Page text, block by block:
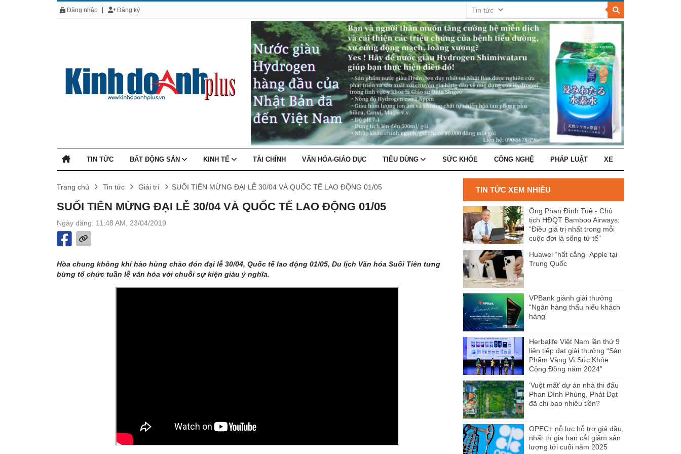
Đăng nhập Đăng ký
TIN TỨC BẤT ĐỘNG SẢN KINH TẾ TÀI CHÍNH VĂN HÓA-GIÁO DỤC TIÊU DÙNG SỨC KHỎE CÔNG NGHỆ PHÁP LUẬT XE
Trang chủ Tin tức Giải trí SUỐI TIÊN MỪNG ĐẠI LỄ 30/04 VÀ QUỐC TẾ LAO ĐỘNG 01/05
SUỐI TIÊN MỪNG ĐẠI LỄ 30/04 VÀ QUỐC TẾ LAO ĐỘNG 01/05
Ngày đăng: 11:48 AM, 23/04/2019
Hòa chung không khí hào hùng chào đón đại lễ 30/04, Quốc tế lao động 01/05, Du lịch Văn hóa Suối Tiên tưng
bừng tổ chức tuần lễ văn hóa với chuỗi sự kiện giàu ý nghĩa.
TIN TỨC XEM NHIỀU
Ông Phan Đình Tuệ - Chủ
tịch HĐQT Bamboo Airways:
“Điều giá trị nhất trong mỗi
cuộc đời là sống tử tế”
Huawei “hất cẳng” Apple tại
Trung Quốc
VPBank giành giải thưởng
“Ngân hàng thấu hiểu khách
hàng”
Herbalife Việt Nam lần thứ 9
liên tiếp đạt giải thưởng “Sản
Phẩm Vàng Vì Sức Khỏe
Cộng Đồng năm 2024”
‘Vuột mất’ dự án nhà thi đấu
Phan Đình Phùng, Phát Đạt
đã chi bao nhiêu tiền?
OPEC+ nỗ lực hỗ trợ giá dầu,
nhất trí gia hạn cắt giảm sản
lượng tới cuối năm 2025